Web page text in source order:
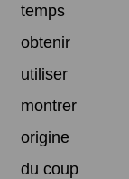
temps
obtenir
utiliser
montrer
origine
du coup